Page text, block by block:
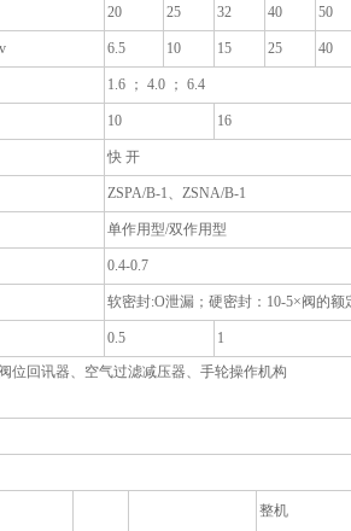
20 25 32 40 50
6.5 10 15 25 40
1.6 ； 4.0 ； 6.4
10 16
快 开
ZSPA/B-1、ZSNA/B-1
单作用型/双作用型
0.4-0.7
软密封:O泄漏；硬密封：10-5×阀的额
0.5 1
位回讯器、空气过滤减压器、手轮操作机构
整机